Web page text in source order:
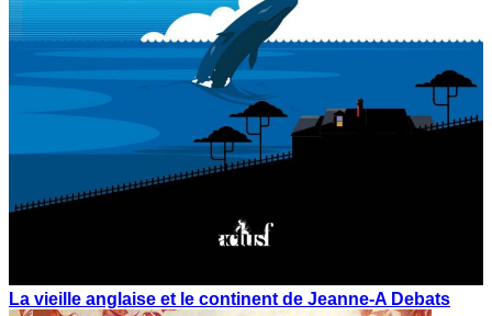
La vieille anglaise et le continent de Jeanne-A Debats